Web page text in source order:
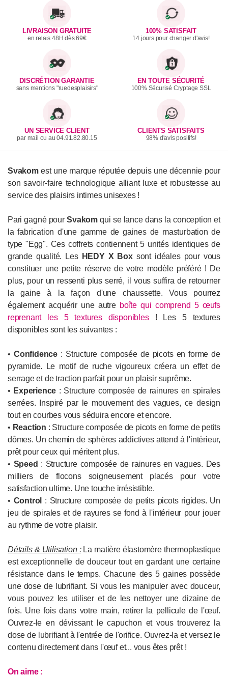
LIVRAISON GRATUITE
en relais 48H dès 69€
100% SATISFAIT
14 jours pour changer d'avis!
DISCRÉTION GARANTIE
sans mentions "ruedesplaisirs"
EN TOUTE SÉCURITÉ
100% Sécurisé Cryptage SSL
UN SERVICE CLIENT
par mail ou au 04.91.82.80.15
CLIENTS SATISFAITS
98% d'avis positifs!
Svakomest une marque réputée depuis une décennie pour
son savoir-faire technologique alliant luxe et robustesse au
service des plaisirs intimes unisexes !
Pari gagné pourSvakomqui se lance dans la conception et
la fabrication d'une gamme de gaines de masturbation de
type "Egg". Ces coffrets contiennent 5 unités identiques de
grande qualité. Les HEDY X Boxsont idéales pour vous
constituer une petite réserve de votre modèle préféré ! De
plus, pour un ressenti plus serré, il vous suffira de retourner
la gaine à la façon d'une chaussette. Vous pourrez
également acquérir une autre boîte qui comprend 5 œufs
reprenant les 5 textures disponibles! Les 5 textures
disponibles sont les suivantes :
• Confidence: Structure composée de picots en forme de
pyramide. Le motif de ruche vigoureux créera un effet de
serrage et de traction parfait pour un plaisir suprême.
• Experience : Structure composée de rainures en spirales
serrées. Inspiré par le mouvement des vagues, ce design
tout en courbes vous séduira encore et encore.
• Reaction : Structure composée de picots en forme de petits
dômes. Un chemin de sphères addictives attend à l'intérieur,
prêt pour ceux qui méritent plus.
• Speed : Structure composée de rainures en vagues. Des
milliers de flocons soigneusement placés pour votre
satisfaction ultime. Une touche irrésistible.
• Control : Structure composée de petits picots rigides. Un
jeu de spirales et de rayures se fond à l'intérieur pour jouer
au rythme de votre plaisir.
Détails & Utilisation :La matière élastomère thermoplastique
est exceptionnelle de douceur tout en gardant une certaine
résistance dans le temps. Chacune des 5 gaines possède
une dose de lubrifiant. Si vous les manipuler avec douceur,
vous pouvez les utiliser et de les nettoyer une dizaine de
fois. Une fois dans votre main, retirer la pellicule de l'œuf.
Ouvrez-le en dévissant le capuchon et vous trouverez la
dose de lubrifiant à l'entrée de l'orifice. Ouvrez-la et versez le
contenu directement dans l'œuf et... vous êtes prêt !
On aime :